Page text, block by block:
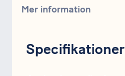
Mer information
Specifikationer